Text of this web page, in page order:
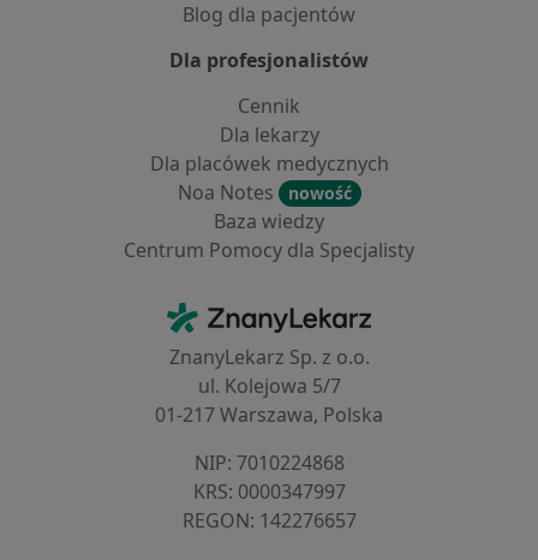
Blog dla pacjentów
Dla profesjonalistów
Cennik
Dla lekarzy
Dla placówek medycznych
Noa Notes
nowość
Baza wiedzy
Centrum Pomocy dla Specjalisty
ZnanyLekarz - Strona główna
ZnanyLekarz Sp. z o.o.
ul. Kolejowa 5/7
01-217 Warszawa, Polska
NIP: ⁠7010224868
KRS: ⁠0000347997
REGON: ⁠142276657